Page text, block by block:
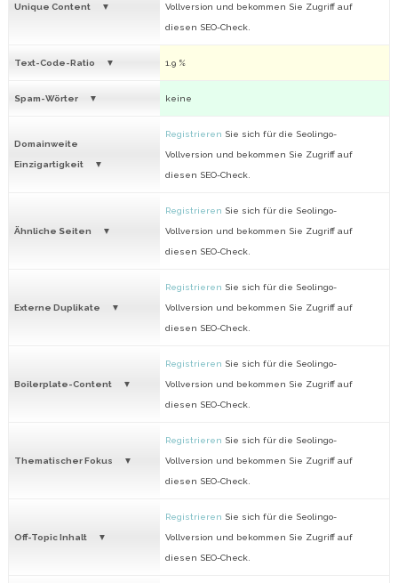
Unique Content Vollversion und bekommen Sie Zugriff auf
diesen SEO-Check.
Text-Code-Ratio 1.9 %
Spam-Wörter keine
Domainweite
Einzigartigkeit
Registrieren Sie sich für die Seolingo-
Vollversion und bekommen Sie Zugriff auf
diesen SEO-Check.
Ähnliche Seiten
Registrieren Sie sich für die Seolingo-
Vollversion und bekommen Sie Zugriff auf
diesen SEO-Check.
Externe Duplikate
Registrieren Sie sich für die Seolingo-
Vollversion und bekommen Sie Zugriff auf
diesen SEO-Check.
Boilerplate-Content
Registrieren Sie sich für die Seolingo-
Vollversion und bekommen Sie Zugriff auf
diesen SEO-Check.
Thematischer Fokus
Registrieren Sie sich für die Seolingo-
Vollversion und bekommen Sie Zugriff auf
diesen SEO-Check.
Off-Topic Inhalt
Registrieren Sie sich für die Seolingo-
Vollversion und bekommen Sie Zugriff auf
diesen SEO-Check.